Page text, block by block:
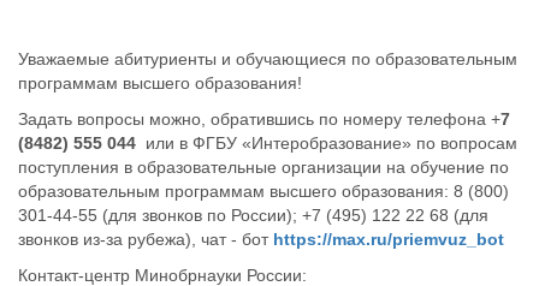
Уважаемые абитуриенты и обучающиеся по образовательным
программам высшего образования!
Задать вопросы можно, обратившись по номеру телефона +7
(8482) 555 044 или в ФГБУ «Интеробразование» по вопросам
поступления в образовательные организации на обучение по
образовательным программам высшего образования: 8 (800)
301-44-55 (для звонков по России); +7 (495) 122 22 68 (для
звонков из-за рубежа), чат - бот https://max.ru/priemvuz_bot
Контакт-центр Минобрнауки России: